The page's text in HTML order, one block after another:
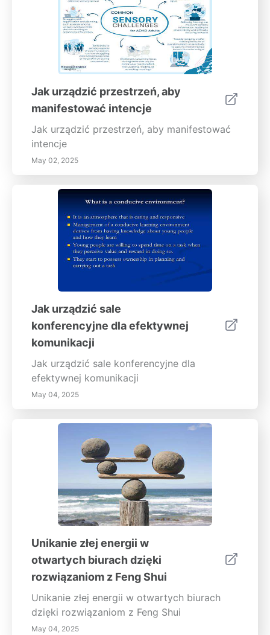
Jak urządzić przestrzeń, aby
manifestować intencje
Jak urządzić przestrzeń, aby manifestować
intencje
May 02, 2025
Jak urządzić sale
konferencyjne dla efektywnej
komunikacji
Jak urządzić sale konferencyjne dla
efektywnej komunikacji
May 04, 2025
Unikanie złej energii w
otwartych biurach dzięki
rozwiązaniom z Feng Shui
Unikanie złej energii w otwartych biurach
dzięki rozwiązaniom z Feng Shui
May 04, 2025